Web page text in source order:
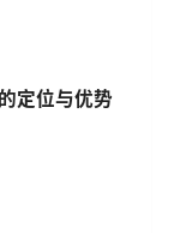
定位与优势